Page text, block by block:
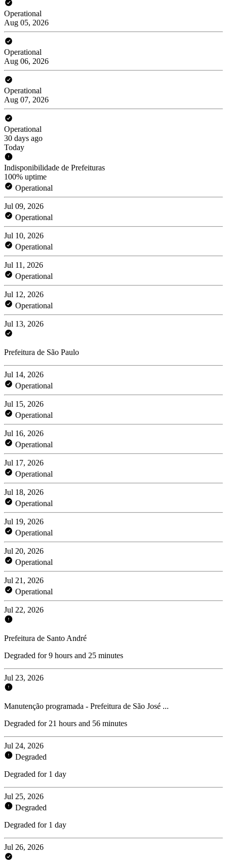
Operational
Aug 05, 2026
Operational
Aug 06, 2026
Operational
Aug 07, 2026
Operational
30 days ago
Today
Indisponibilidade de Prefeituras
100% uptime
Operational
Jul 09, 2026
Operational
Jul 10, 2026
Operational
Jul 11, 2026
Operational
Jul 12, 2026
Operational
Jul 13, 2026
Prefeitura de São Paulo
Jul 14, 2026
Operational
Jul 15, 2026
Operational
Jul 16, 2026
Operational
Jul 17, 2026
Operational
Jul 18, 2026
Operational
Jul 19, 2026
Operational
Jul 20, 2026
Operational
Jul 21, 2026
Operational
Jul 22, 2026
Prefeitura de Santo André
Degraded for 9 hours and 25 minutes
Jul 23, 2026
Manutenção programada - Prefeitura de São José ...
Degraded for 21 hours and 56 minutes
Jul 24, 2026
Degraded
Degraded for 1 day
Jul 25, 2026
Degraded
Degraded for 1 day
Jul 26, 2026